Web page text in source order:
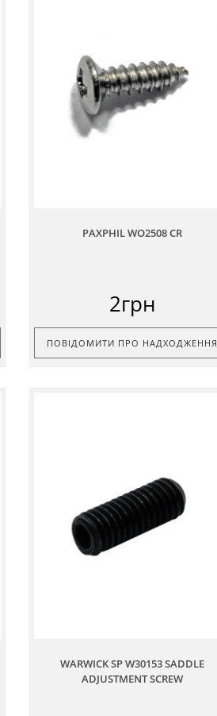
PAXPHIL WO2508 CR
2грн
ПОВІДОМИТИ ПРО НАДХОДЖЕННЯ
WARWICK SP W30153 SADDLE
ADJUSTMENT SCREW